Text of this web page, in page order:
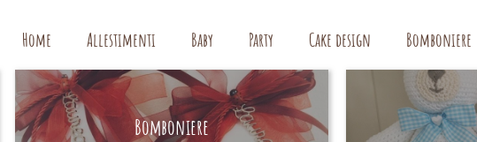
Home Allestimenti Baby Party Cake design Bomboniere
Bomboniere